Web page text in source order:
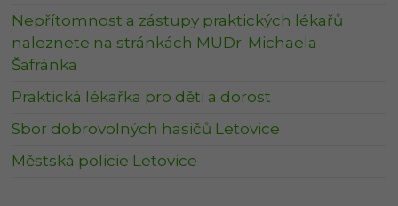
Nepřítomnost a zástupy praktických lékařů
naleznete na stránkách MUDr. Michaela
Šafránka
Praktická lékařka pro děti a dorost
Sbor dobrovolných hasičů Letovice
Městská policie Letovice